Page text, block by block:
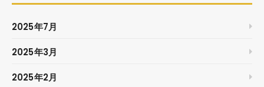
2025年7月
2025年3月
2025年2月